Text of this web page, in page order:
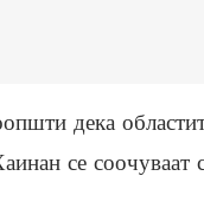
дека
се соочуваат